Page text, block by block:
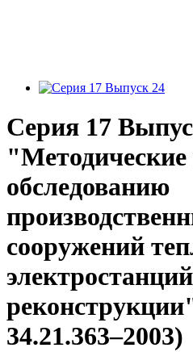
Серия 17
"Методические
обследованию
сооружений
34.21.363–2003)